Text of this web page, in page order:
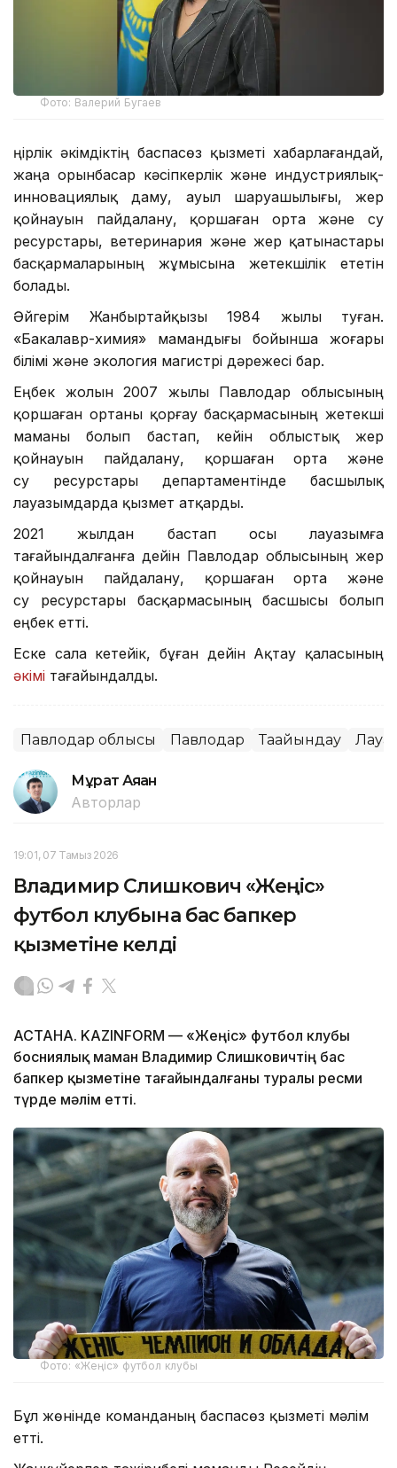
Фото: Валерий Бугаев
Өңірлік әкімдіктің баспасөз қызметі хабарлағандай,
жаңа орынбасар кәсіпкерлік және индустриялық-
инновациялық даму, ауыл шаруашылығы, жер
қойнауын пайдалану, қоршаған орта және су
ресурстары, ветеринария және жер қатынастары
басқармаларының жұмысына жетекшілік ететін
болады.
Әйгерім Жанбыртайқызы 1984 жылы туған.
«Бакалавр-химия» мамандығы бойынша жоғары
білімі және экология магистрі дәрежесі бар.
Еңбек жолын 2007 жылы Павлодар облысының
қоршаған ортаны қорғау басқармасының жетекші
маманы болып бастап, кейін облыстық жер
қойнауын пайдалану, қоршаған орта және
су ресурстары департаментінде басшылық
лауазымдарда қызмет атқарды.
2021 жылдан бастап осы лауазымға
тағайындалғанға дейін Павлодар облысының жер
қойнауын пайдалану, қоршаған орта және
су ресурстары басқармасының басшысы болып
еңбек етті.
Еске сала кетейік, бұған дейін Ақтау қаласының
әкімі тағайындалды.
Павлодар облысы Павлодар Тағайындау
Мұрат Аяған
Авторлар
19:01, 07 Тамыз 2026
Владимир Слишкович «Жеңіс»
футбол клубына бас бапкер
қызметіне келді
АСТАНА. KAZINFORM — «Жеңіс» футбол клубы
босниялық маман Владимир Слишковичтің бас
бапкер қызметіне тағайындалғаны туралы ресми
түрде мәлім етті.
Фото: «Жеңіс» футбол клубы
Бұл жөнінде команданың баспасөз қызметі мәлім
етті.